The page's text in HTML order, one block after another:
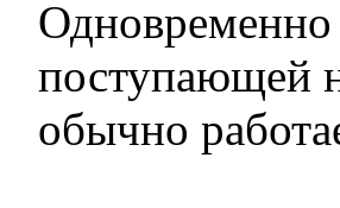
поступающей
обычно